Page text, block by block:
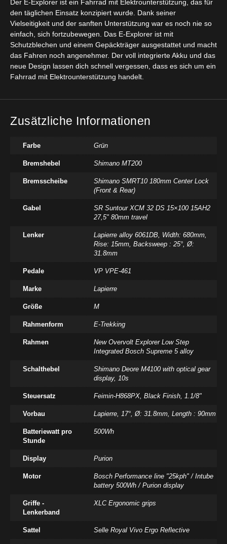
Der E-Explorer ist ein Fahrrad mit Elektrounterstützung, das für
den täglichen Einsatz konzipiert wurde. Dank seiner
Vielseitigkeit und der sanften Unterstützung war es noch nie so
einfach, sich fortzubewegen. Das E-Explorer ist mit
Schutzblechen und einem Gepäckträger ausgestattet und macht
das Fahren noch angenehmer. Der voll integrierte Akku und das
neue Design lassen dich schnell vergessen, dass es sich um ein
Fahrrad mit Elektrounterstützung handelt.
Zusätzliche Informationen
Farbe Grün
Bremshebel Shimano MT200
Bremsscheibe
Shimano SMRT10 180mm Center Lock
(Front & Rear)
Gabel
SR Suntour XCM 32 DS 15×100 15AH2
27,5" 80mm travel
Lenker
Lapierre alloy 6061DB, Width: 680mm,
Rise: 15mm, Backsweep : 25°, Ø:
31.8mm
Pedale VP VPE-461
Marke Lapierre
Größe M
Rahmenform E-Trekking
Rahmen
New Overvolt Explorer Low Step
Integrated Bosch Supreme 5 alloy
Schalthebel
Shimano Deore M4100 with optical gear
display, 10s
Steuersatz Feimin-H868PX, Black Finish, 1.1/8"
Vorbau Lapierre, 17°, Ø: 31.8mm, Length : 90mm
Batteriewatt pro
Stunde
500Wh
Display Purion
Motor
Bosch Performance line "25kph" / Intube
battery 500Wh / Purion display
Griffe -
Lenkerband
XLC Ergonomic grips
Sattel Selle Royal Vivo Ergo Reflective